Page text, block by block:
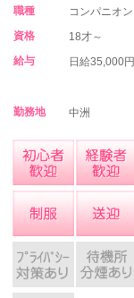
職種
コンパニオン
資格
18才～
給与
日給35,000
勤務地 中洲